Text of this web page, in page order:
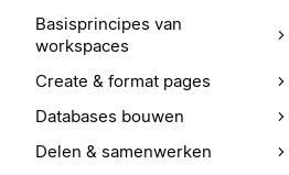
Basisprincipes van
workspaces
Create & format pages
Databases bouwen
Delen & samenwerken